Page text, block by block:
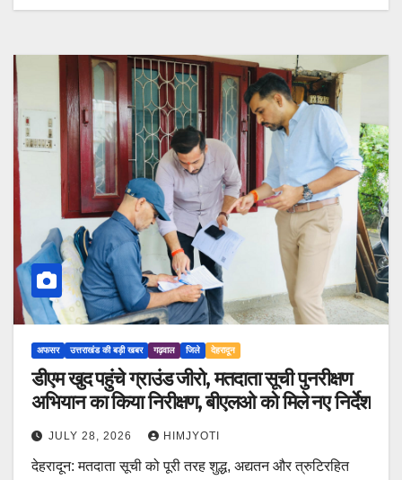
अफसर उत्तराखंड की बड़ी खबर गढ़वाल जिले देहरादून
डीएम खुद पहुंचे ग्राउंड जीरो, मतदाता सूची पुनरीक्षण
अभियान का किया निरीक्षण, बीएलओ को मिले नए निर्देश
JULY 28, 2026 HIMJYOTI
देहरादून: मतदाता सूची को पूरी तरह शुद्ध, अद्यतन और त्रुटिरहित